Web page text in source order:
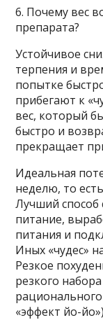
6. Почему вес
препарата?
Устойчивое
терпения и
попытке
прибегают к
вес, который
быстро и
прекращает
Идеальная
неделю, то
Лучший способ
питание,
питания и
Иных «чудес»
Резкое
резкого
«эффект йо-